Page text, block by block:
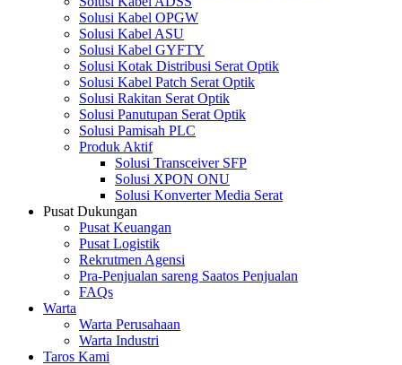
Solusi Kabel OPGW
Solusi Kabel ASU
Solusi Kabel GYFTY
Solusi Kotak Distribusi Serat Optik
Solusi Kabel Patch Serat Optik
Solusi Rakitan Serat Optik
Solusi Panutupan Serat Optik
Solusi Pamisah PLC
Produk Aktif
Solusi Transceiver SFP
Solusi XPON ONU
Solusi Konverter Media Serat
Pusat Dukungan
Pusat Keuangan
Pusat Logistik
Rekrutmen Agensi
Pra-Penjualan sareng Saatos Penjualan
FAQs
Warta
Warta Perusahaan
Warta Industri
Taros Kami